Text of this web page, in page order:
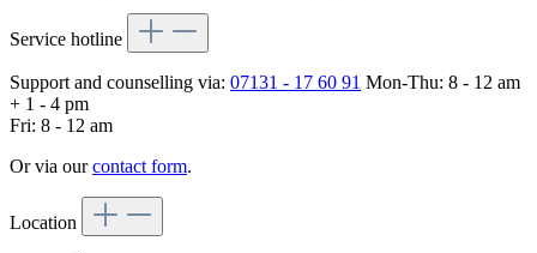
Service hotline
Support and counselling via: 07131 - 17 60 91 Mon-Thu: 8 - 12 am
+ 1 - 4 pm
Fri: 8 - 12 am
Or via ourcontact form.
Location